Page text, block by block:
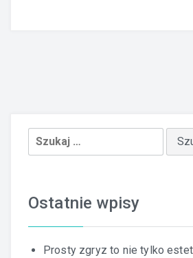
Szukaj:
Ostatnie wpisy
Prosty zgryz to nie tylko